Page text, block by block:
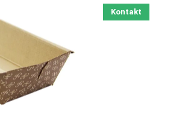
Kontakt